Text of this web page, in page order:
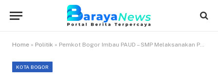
Home » Politik » Pemkot Bogor Imbau PAUD – SMP Melaksanakan Pembelajaran Secara Daring
KOTA BOGOR